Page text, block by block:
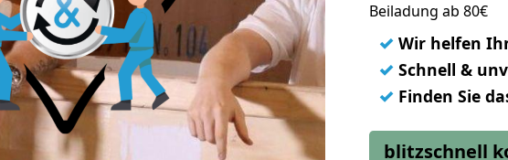
Beiladung ab 80€
✓ Wir helfen
✓ Schnell &
✓ Finden Sie
blitzschnell